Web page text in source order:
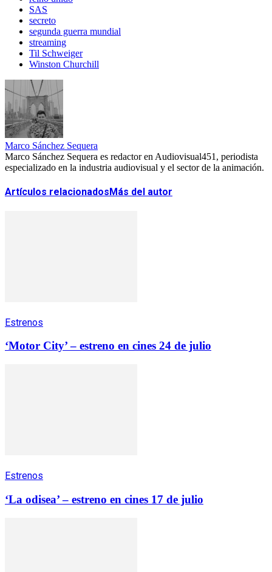
SAS
secreto
segunda guerra mundial
streaming
Til Schweiger
Winston Churchill
Marco Sánchez Sequera
Marco Sánchez Sequera es redactor en Audiovisual451, periodista
especializado en la industria audiovisual y el sector de la animación.
Artículos relacionados Más del autor
Estrenos
‘Motor City’ – estreno en cines 24 de julio
Estrenos
‘La odisea’ – estreno en cines 17 de julio